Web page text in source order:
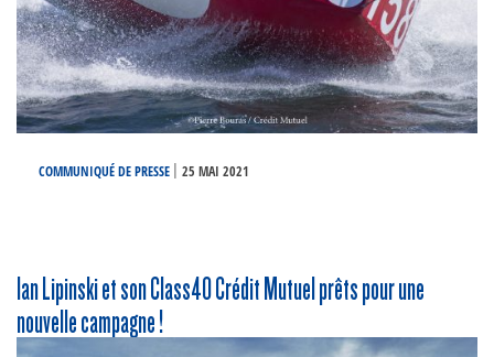
COMMUNIQUÉ DE PRESSE | 25 MAI 2021
Ian Lipinski et son Class40 Crédit Mutuel prêts pour une
nouvelle campagne !